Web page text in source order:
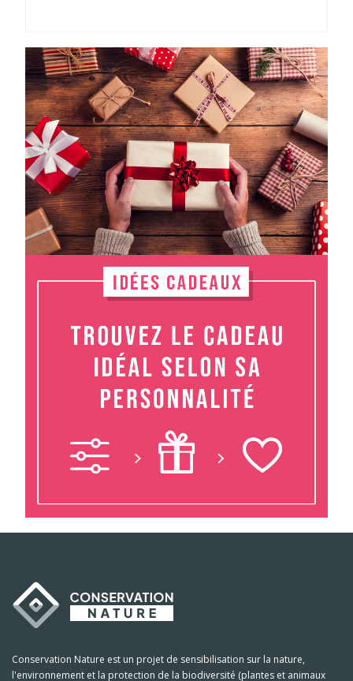
Conservation Nature est un projet de sensibilisation sur la nature,
l'environnement et la protection de la biodiversité (plantes et animaux